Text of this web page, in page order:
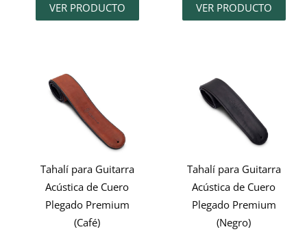
VER PRODUCTO VER PRODUCTO
Tahalí para Guitarra
Acústica de Cuero
Plegado Premium
(Café)
Tahalí para Guitarra
Acústica de Cuero
Plegado Premium
(Negro)